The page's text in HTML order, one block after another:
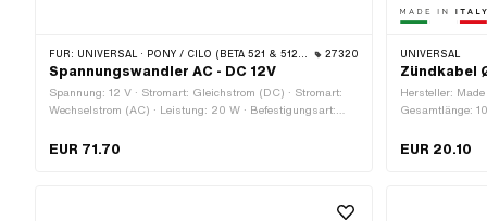
FÜR: UNIVERSAL · PONY / CILO (BETA 521 & 512) · TOMOS 27320
Spannungswandler AC - DC 12V
Spannung: 12 V · Stromart: Gleichstrom (DC) · Stromart:
Wechselstrom (AC) · Leistung: 20 W · Befestigungsart:
EUR 71.70
UNIVERSAL
Zündkabel
Hersteller:
Gesamtlänge:
EUR 20.10